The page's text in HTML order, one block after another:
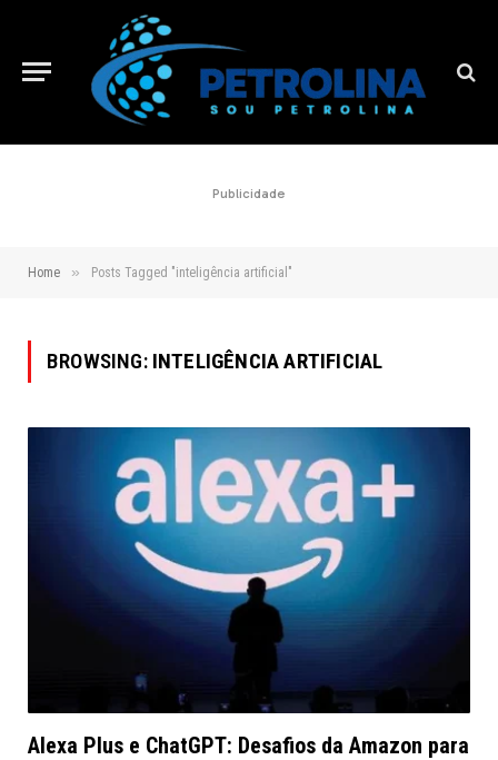
Publicidade
Home » Posts Tagged "inteligência artificial"
BROWSING: INTELIGÊNCIA ARTIFICIAL
Alexa Plus e ChatGPT: Desafios da Amazon para